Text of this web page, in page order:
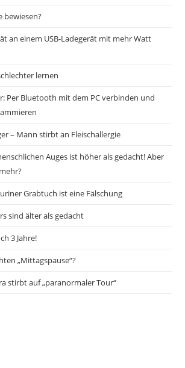
bewiesen?
an einem USB-Ladegerät mit mehr Watt
lernen
Per Bluetooth mit dem PC verbinden und
– Mann stirbt an Fleischallergie
Auges ist höher als gedacht! Aber
Grabtuch ist eine Fälschung
sind älter als gedacht
3 Jahre!
„Mittagspause“?
stirbt auf „paranormaler Tour“